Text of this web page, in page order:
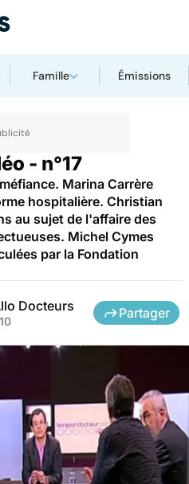
Famille Émissions
- n°17
Marina Carrère
hospitalière. Christian
au sujet de l'affaire des
Michel Cymes
par la Fondation
Docteurs Partager